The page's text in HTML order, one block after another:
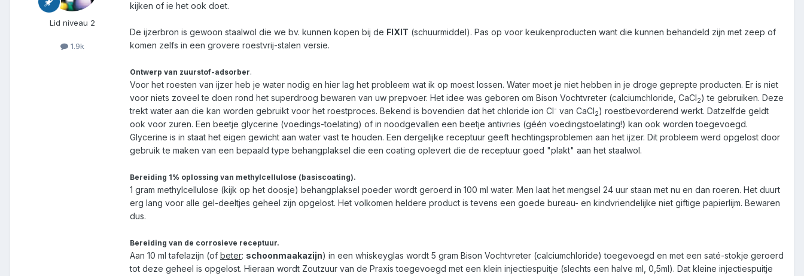
Lid niveau 2
1.9k
kijken of ie het ook doet.
De ijzerbron is gewoon staalwol die we bv. kunnen kopen bij de FIXIT (schuurmiddel). Pas op voor keukenproducten want die kunnen behandeld zijn met zeep of
komen zelfs in een grovere roestvrij-stalen versie.
Ontwerp van zuurstof-adsorber.
Voor het roesten van ijzer heb je water nodig en hier lag het probleem wat ik op moest lossen. Water moet je niet hebben in je droge geprepte producten. Er is niet
voor niets zoveel te doen rond het superdroog bewaren van uw prepvoer. Het idee was geboren om Bison Vochtvreter (calciumchloride, CaCl2) te gebruiken. Deze
trekt water aan die kan worden gebruikt voor het roestproces. Bekend is bovendien dat het chloride ion Cl- van CaCl2) roestbevorderend werkt. Datzelfde geldt
ook voor zuren. Een beetje glycerine (voedings-toelating) of in noodgevallen een beetje antivries (géén voedingstoelating!) kan ook worden toegevoegd.
Glycerine is in staat het eigen gewicht aan water vast te houden. Een dergelijke receptuur geeft hechtingsproblemen aan het ijzer. Dit probleem werd opgelost door
gebruik te maken van een bepaald type behangplaksel die een coating oplevert die de receptuur goed "plakt" aan het staalwol.
Bereiding 1% oplossing van methylcellulose (basiscoating).
1 gram methylcellulose (kijk op het doosje) behangplaksel poeder wordt geroerd in 100 ml water. Men laat het mengsel 24 uur staan met nu en dan roeren. Het duurt
erg lang voor alle gel-deeltjes geheel zijn opgelost. Het volkomen heldere product is tevens een goede bureau- en kindvriendelijke niet giftige papierlijm. Bewaren
dus.
Bereiding van de corrosieve receptuur.
Aan 10 ml tafelazijn (of beter: schoonmaakazijn) in een whiskeyglas wordt 5 gram Bison Vochtvreter (calciumchloride) toegevoegd en met een saté-stokje geroerd
tot deze geheel is opgelost. Hieraan wordt Zoutzuur van de Praxis toegevoegd met een klein injectiespuitje (slechts een halve ml, 0,5ml). Dat kleine injectiespuitje